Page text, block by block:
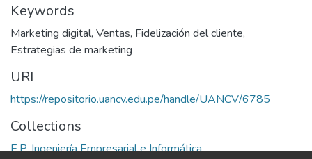
Keywords
Marketing digital, Ventas, Fidelización del cliente,
Estrategias de marketing
URI
https://repositorio.uancv.edu.pe/handle/UANCV/6785
Collections
E.P. Ingeniería Empresarial e Informática